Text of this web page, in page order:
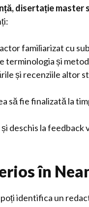
disertație master
familiarizat cu
terminologia și
și recenziile altor
să fie finalizată la
deschis la feedback
în
identifica un